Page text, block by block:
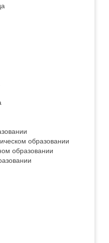
образовании
образовании